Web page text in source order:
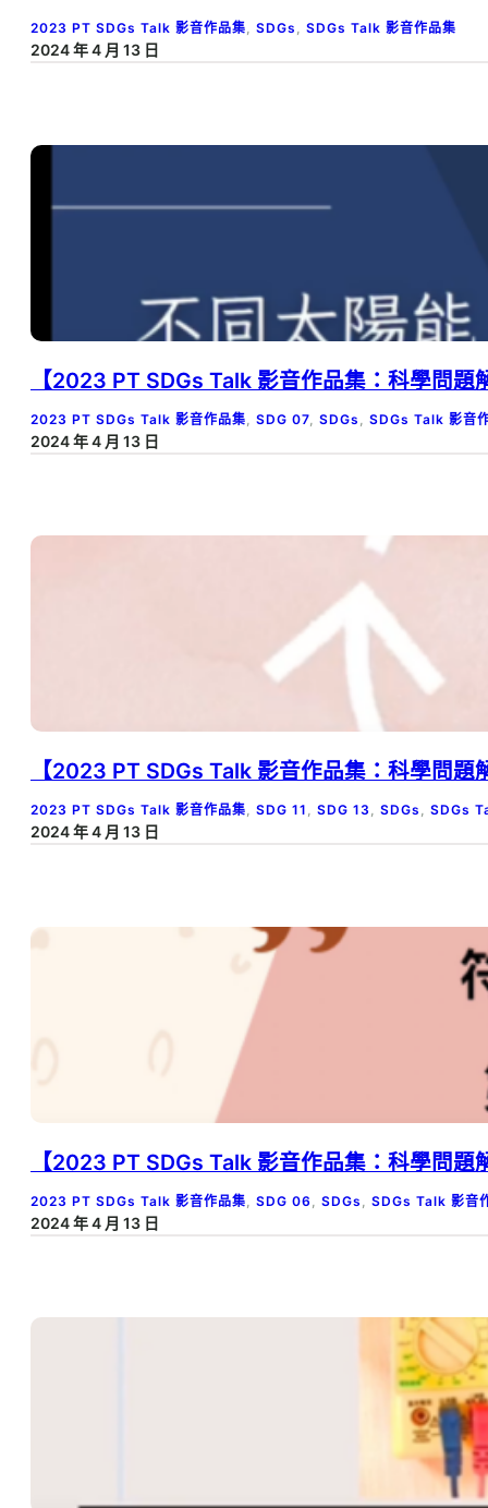
2023 PT SDGs Talk 影音作品集, SDGs , SDGs Talk 影音作品集
2024 年 4 月 13 日
【2023 PT SDGs Talk 影音作品集：科學問
2023 PT SDGs Talk 影音作品集 SDG 07 SDGs SDGs Talk 影音
2024 年 4 月 13 日
【2023 PT SDGs Talk 影音作品集：科學問題
2023 PT SDGs Talk 影音作品集, SDG 11 , SDG 13 , SDGs , SDGs
2024 年 4 月 13 日
【2023 PT SDGs Talk 影音作品集：科學問
2023 PT SDGs Talk 影音作品集 SDG 06 SDGs SDGs Talk 影音
2024 年 4 月 13 日